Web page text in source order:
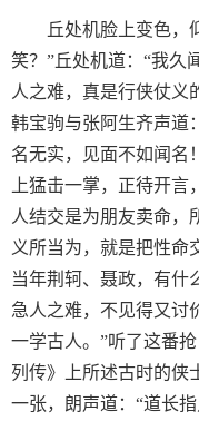
丘处机脸上变色，
笑？”丘处机道：“我久
人之难，真是行侠仗义
韩宝驹与张阿生齐声道
名无实，见面不如闻名
上猛击一掌，正待开
人结交是为朋友卖命，
义所当为，就是把性命
当年荆轲、聂政，有什
急人之难，不见得又讨
一学古人。”听了这番
列传》上所述古时的侠
一张，朗声道：“道长